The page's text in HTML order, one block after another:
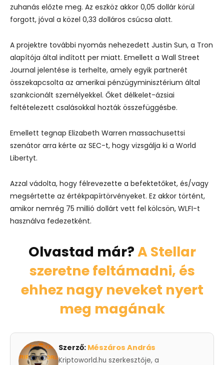
zuhanás előzte meg. Az eszköz akkor 0,05 dollár körül
forgott, jóval a közel 0,33 dolláros csúcsa alatt.
A projektre további nyomás nehezedett Justin Sun, a Tron
alapítója által indított per miatt. Emellett a Wall Street
Journal jelentése is terhelte, amely egyik partnerét
összekapcsolta az amerikai pénzügyminisztérium által
szankcionált személyekkel. Őket délkelet-ázsiai
feltételezett csalásokkal hozták összefüggésbe.
Emellett tegnap Elizabeth Warren massachusettsi
szenátor arra kérte az SEC-t, hogy vizsgálja ki a World
Libertyt.
Azzal vádolta, hogy félrevezette a befektetőket, és/vagy
megsértette az értékpapírtörvényeket. Ez akkor történt,
amikor nemrég 75 millió dollárt vett fel kölcsön, WLFI-t
használva fedezetként.
Olvastad már?A Stellar
szeretne feltámadni, és
ehhez nagy neveket nyert
meg magának
Szerző: Mészáros András
Kriptoworld.hu szerkesztője, a